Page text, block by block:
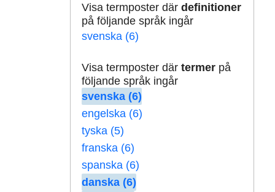
Visa termposter där definitioner
på följande språk ingår
svenska (6)
Visa termposter där termerpå
följande språk ingår
svenska (6)
engelska (6)
tyska (5)
franska (6)
spanska (6)
danska (6)